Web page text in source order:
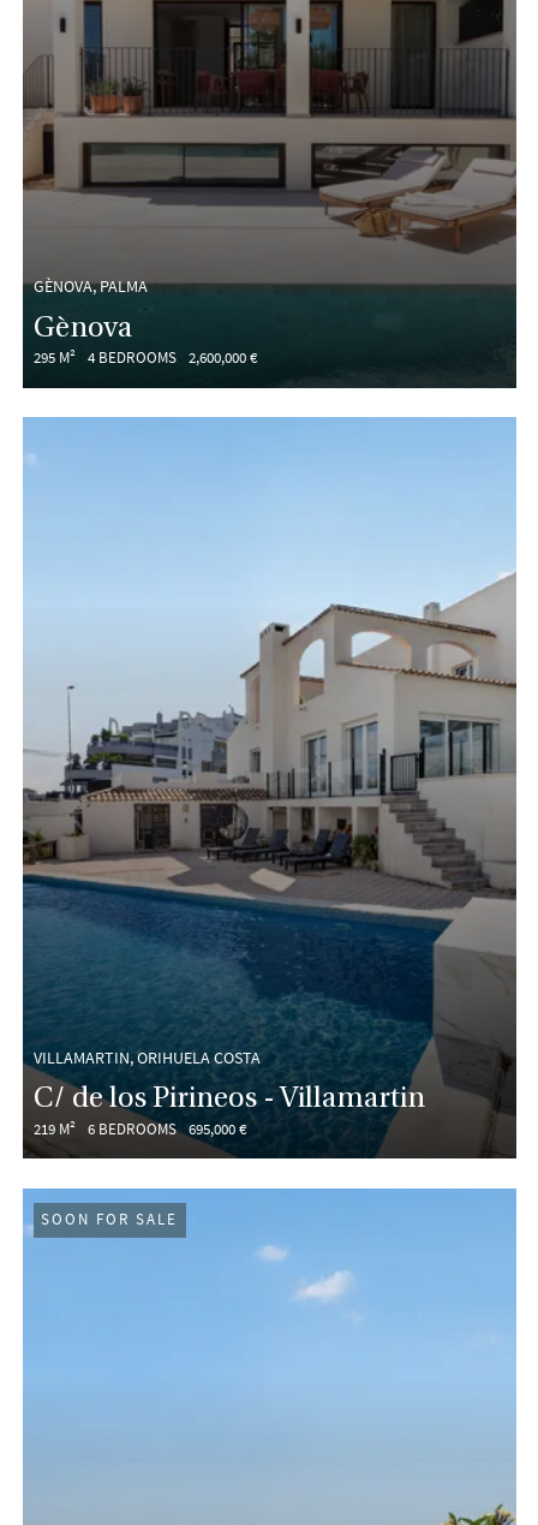
GÈNOVA, PALMA
Gènova
295 M² 4 BEDROOMS 2,600,000 €
VILLAMARTIN, ORIHUELA COSTA
C/ de los Pirineos - Villamartin
219 M² 6 BEDROOMS 695,000 €
SOON FOR SALE